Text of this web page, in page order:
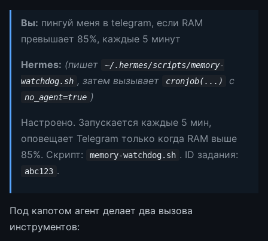
Вы: пингуй меня в telegram, если RAM
превышает 85%, каждые 5 минут
Hermes: (пишет
~/.hermes/scripts/memory-
watchdog.sh , затем вызывает cronjob(...) с
no_agent=true )
Настроено. Запускается каждые 5 мин,
оповещает Telegram только когда RAM выше
85%. Скрипт:
memory-watchdog.sh . ID задания:
abc123 .
Под капотом агент делает два вызова
инструментов: